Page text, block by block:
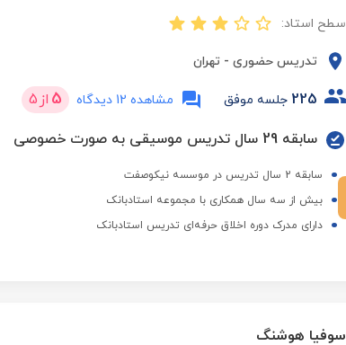
سطح استاد:
تدریس حضوری - تهران
225 جلسه موفق مشاهده 12 دیدگاه 5 از 5
سابقه 29 سال تدریس موسیقی به صورت خصوصی
سابقه 2 سال تدریس در موسسه نیکوصفت
بیش از سه سال همکاری با مجموعه استادبانک
دارای مدرک دوره اخلاق حرفه‌ای تدریس استادبانک
سوفیا هوشنگ